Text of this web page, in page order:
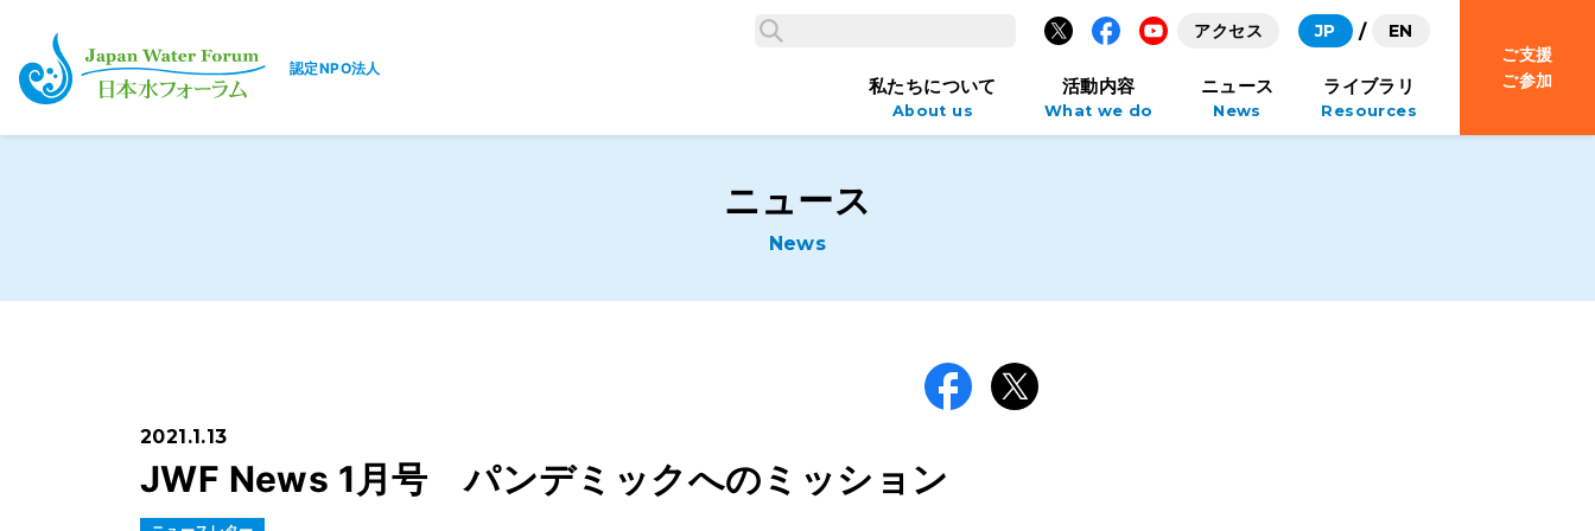
認定NPO法人
検索
アクセス EN
JP
私たちについて
About us
活動内容
What we do
ニュース
News
ライブラリ
Resources
ご支援
ご参加
ニュース
News
2021.1.13
JWF News 1月号 パンデミックへのミッション